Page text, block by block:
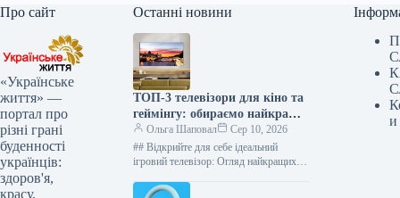
Про сайт
«Українське
життя» —
портал про
різні грані
буденності
українців:
здоров'я,
красу,
Останні новини
ТОП-3 телевізори для кіно та
геймінгу: обираємо найкращі
від LG, TCL, Samsung
Ольга Шаповал
Сер 10, 2026
## Відкрийте для себе ідеальний
ігровий телевізор: Огляд найкращих
techradar.com, Метт Болтон, провів
и